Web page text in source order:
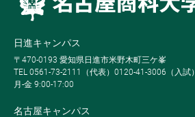
日進キャンパス
〒470-0193 愛知県日進市米野木町三ケ峯
TEL 0561-73-2111（代表）0120-41-3006（入試）
月-金 9:00-17:00
名古屋キャンパス